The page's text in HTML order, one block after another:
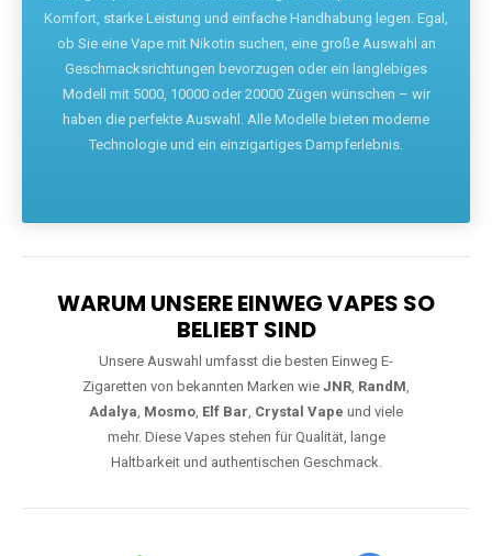
Einweg Vapes sind die ideale Lösung für Dampfer, die Wert auf
Komfort, starke Leistung und einfache Handhabung legen. Egal,
ob Sie eine Vape mit Nikotin suchen, eine große Auswahl an
Geschmacksrichtungen bevorzugen oder ein langlebiges
Modell mit 5000, 10000 oder 20000 Zügen wünschen – wir
haben die perfekte Auswahl. Alle Modelle bieten moderne
WARUM UNSERE EINWEG VAPES SO
BELIEBT SIND
Unsere Auswahl umfasst die besten Einweg E-
Zigaretten von bekannten Marken wieJNR,RandM
Adalya, Mosmo,Elf Bar,Crystal Vape und viele
mehr. Diese Vapes stehen für Qualität, lange